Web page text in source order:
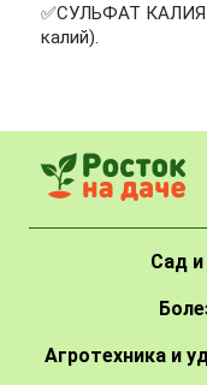
✅СУЛЬФАТ КАЛИЯ
калий).
Сад
Агротехника и